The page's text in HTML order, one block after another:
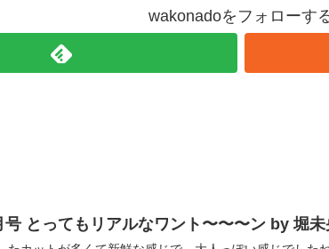
wakonadoをフォローす
とってもリアルなワント〜〜〜ン by 堀未